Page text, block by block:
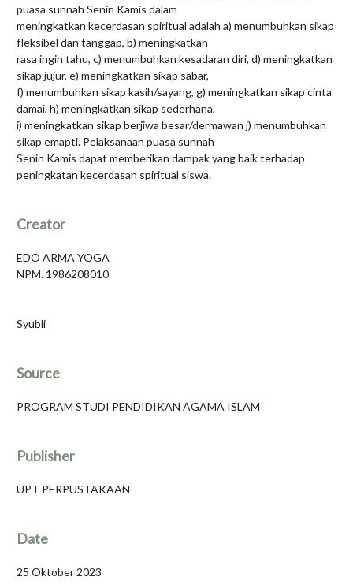
puasa sunnah Senin Kamis dalam
meningkatkan kecerdasan spiritual adalah a) menumbuhkan sikap
fleksibel dan tanggap, b) meningkatkan
rasa ingin tahu, c) menumbuhkan kesadaran diri, d) meningkatkan
sikap jujur, e) meningkatkan sikap sabar,
f) menumbuhkan sikap kasih/sayang, g) meningkatkan sikap cinta
damai, h) meningkatkan sikap sederhana,
i) meningkatkan sikap berjiwa besar/dermawan j) menumbuhkan
sikap emapti. Pelaksanaan puasa sunnah
Senin Kamis dapat memberikan dampak yang baik terhadap
peningkatan kecerdasan spiritual siswa.
Creator
EDO ARMA YOGA
NPM. 1986208010
Syubli
Source
PROGRAM STUDI PENDIDIKAN AGAMA ISLAM
Publisher
UPT PERPUSTAKAAN
Date
25 Oktober 2023